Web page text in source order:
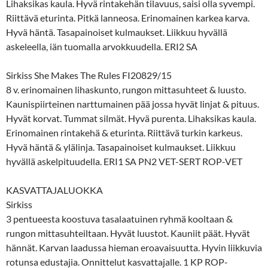
Lihaksikas kaula. Hyvä rintakehän tilavuus, saisi olla syvempi.
Riittävä eturinta. Pitkä lanneosa. Erinomainen karkea karva.
Hyvä häntä. Tasapainoiset kulmaukset. Liikkuu hyvällä
askeleella, iän tuomalla arvokkuudella. ERI2 SA
Sirkiss She Makes The Rules FI20829/15
8 v. erinomainen lihaskunto, rungon mittasuhteet & luusto.
Kaunispiirteinen narttumainen pää jossa hyvät linjat & pituus.
Hyvät korvat. Tummat silmät. Hyvä purenta. Lihaksikas kaula.
Erinomainen rintakehä & eturinta. Riittävä turkin karkeus.
Hyvä häntä & ylälinja. Tasapainoiset kulmaukset. Liikkuu
hyvällä askelpituudella. ERI1 SA PN2 VET-SERT ROP-VET
KASVATTAJALUOKKA
Sirkiss
3 pentueesta koostuva tasalaatuinen ryhmä kooltaan &
rungon mittasuhteiltaan. Hyvät luustot. Kauniit päät. Hyvät
hännät. Karvan laadussa hieman eroavaisuutta. Hyvin liikkuvia
rotunsa edustajia. Onnittelut kasvattajalle. 1 KP ROP-